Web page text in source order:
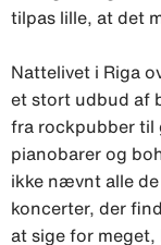
tilpas lille, at det
Nattelivet i Riga
et stort udbud af
fra rockpubber til
pianobarer og
ikke nævnt alle
koncerter, der
at sige for